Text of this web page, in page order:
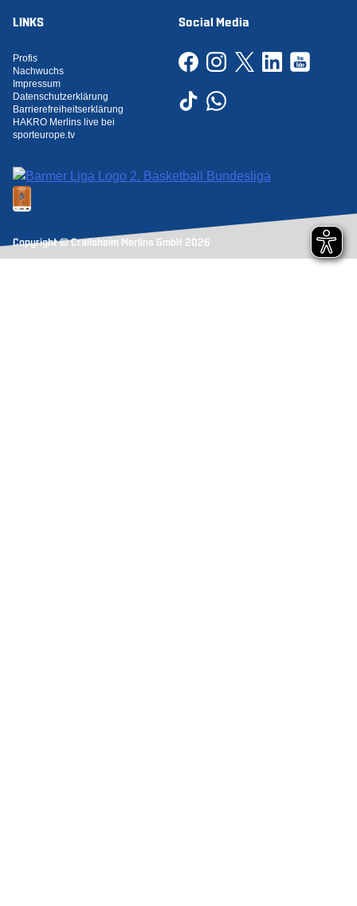
LINKS
Profis
Nachwuchs
Impressum
Datenschutzerklärung
Barrierefreiheitserklärung
HAKRO Merlins live bei
sporteurope.tv
Social Media
Copyright © Crailsheim Merlins GmbH 2026